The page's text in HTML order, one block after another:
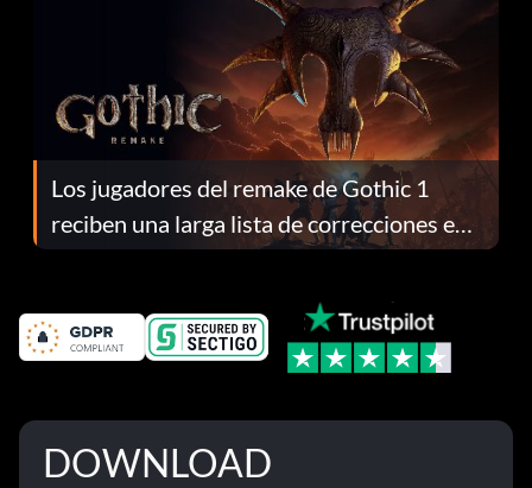
Los jugadores del remake de Gothic 1
reciben una larga lista de correcciones en
el parche 1.0.4
DOWNLOAD